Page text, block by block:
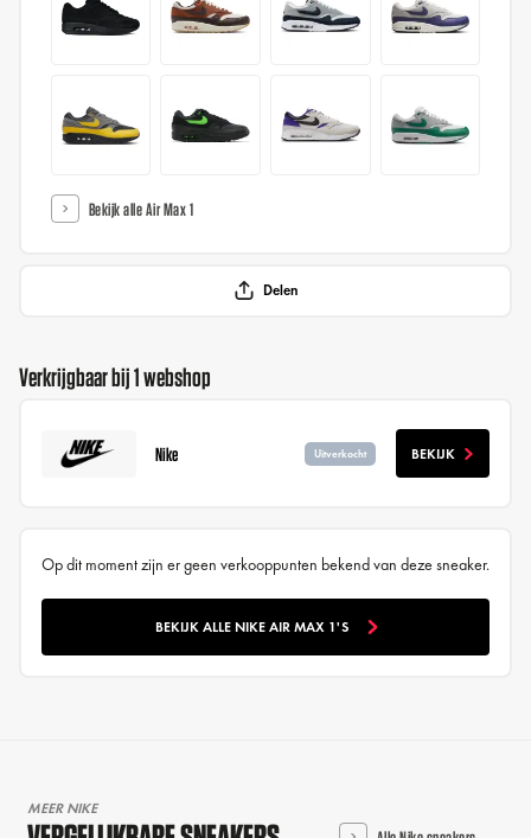
Bekijk alle Air Max 1
Delen
Verkrijgbaar bij 1 webshop
Nike Uitverkocht BEKIJK
Op dit moment zijn er geen verkooppunten bekend van deze sneaker.
BEKIJK ALLE NIKE AIR MAX 1'S
MEER NIKE